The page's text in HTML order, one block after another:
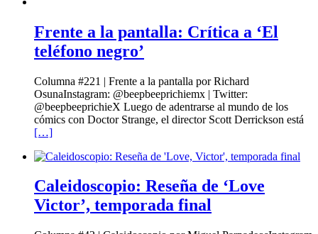
Frente a la pantalla: Crítica a ‘El
teléfono negro’
Columna #221 | Frente a la pantalla por Richard
OsunaInstagram: @beepbeeprichiemx | Twitter:
@beepbeeprichieX Luego de adentrarse al mundo de los
cómics con Doctor Strange, el director Scott Derrickson está
[…]
Caleidoscopio: Reseña de ‘Love
Victor’, temporada final